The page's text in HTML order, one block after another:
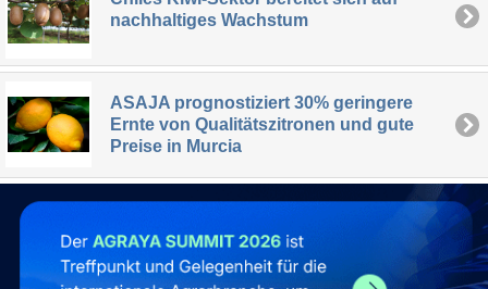
nachhaltiges Wachstum
ASAJA prognostiziert 30% geringere
Ernte von Qualitätszitronen und gute
Preise in Murcia